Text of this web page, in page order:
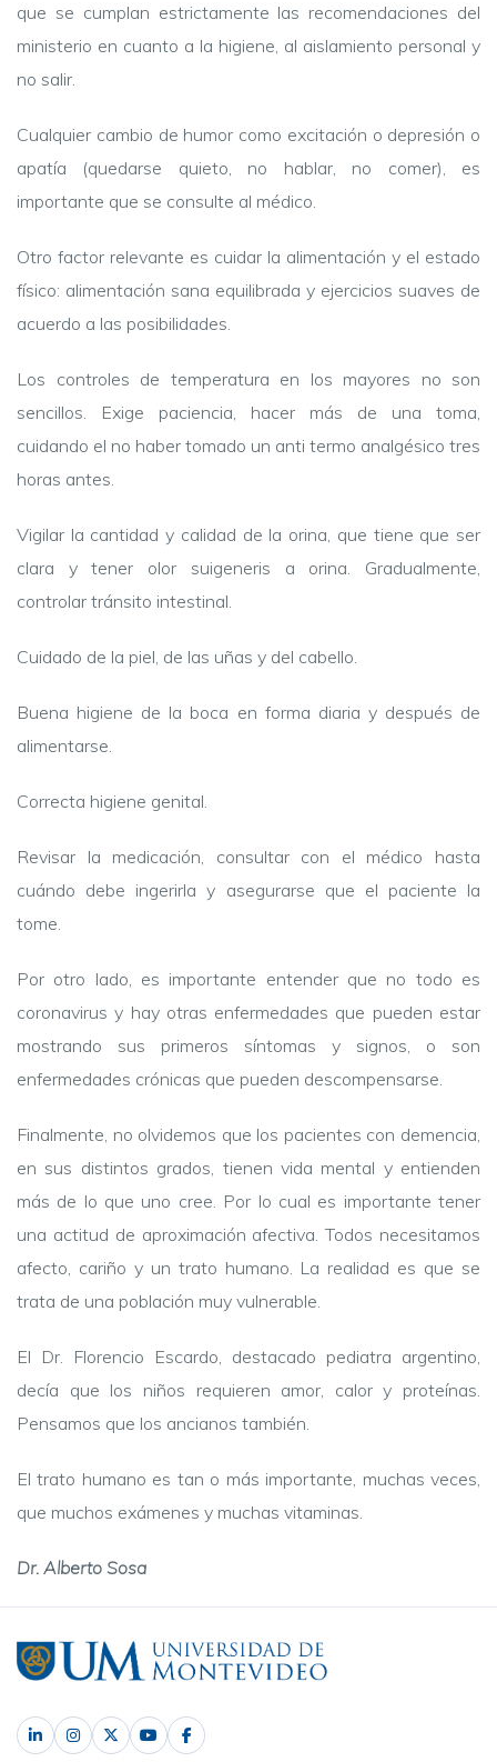
que se cumplan estrictamente las recomendaciones del
ministerio en cuanto a la higiene, al aislamiento personal y
no salir.
Cualquier cambio de humor como excitación o depresión o
apatía (quedarse quieto, no hablar, no comer), es
importante que se consulte al médico.
Otro factor relevante es cuidar la alimentación y el estado
físico: alimentación sana equilibrada y ejercicios suaves de
acuerdo a las posibilidades.
Los controles de temperatura en los mayores no son
sencillos. Exige paciencia, hacer más de una toma,
cuidando el no haber tomado un anti termo analgésico tres
horas antes.
Vigilar la cantidad y calidad de la orina, que tiene que ser
clara y tener olor suigeneris a orina. Gradualmente,
controlar tránsito intestinal.
Cuidado de la piel, de las uñas y del cabello.
Buena higiene de la boca en forma diaria y después de
alimentarse.
Correcta higiene genital.
Revisar la medicación, consultar con el médico hasta
cuándo debe ingerirla y asegurarse que el paciente la
tome.
Por otro lado, es importante entender que no todo es
coronavirus y hay otras enfermedades que pueden estar
mostrando sus primeros síntomas y signos, o son
enfermedades crónicas que pueden descompensarse.
Finalmente, no olvidemos que los pacientes con demencia,
en sus distintos grados, tienen vida mental y entienden
más de lo que uno cree. Por lo cual es importante tener
una actitud de aproximación afectiva. Todos necesitamos
afecto, cariño y un trato humano. La realidad es que se
trata de una población muy vulnerable.
El Dr. Florencio Escardo, destacado pediatra argentino,
decía que los niños requieren amor, calor y proteínas.
Pensamos que los ancianos también.
El trato humano es tan o más importante, muchas veces,
que muchos exámenes y muchas vitaminas.
Dr. Alberto Sosa